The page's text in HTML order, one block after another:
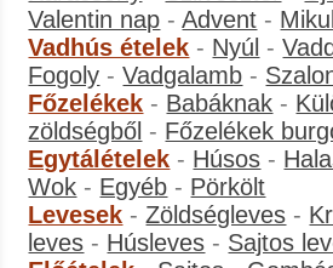
Valentin nap -Advent -
Vadhús ételek - Nyúl -
Fogoly -Vadgalamb -
Főzelékek - Babáknak -
zöldségből - Főzelékek
Egytálételek - Húsos -
Wok - Egyéb - Pörkölt
Levesek -Zöldségleves -
leves - Húsleves - Sajtos